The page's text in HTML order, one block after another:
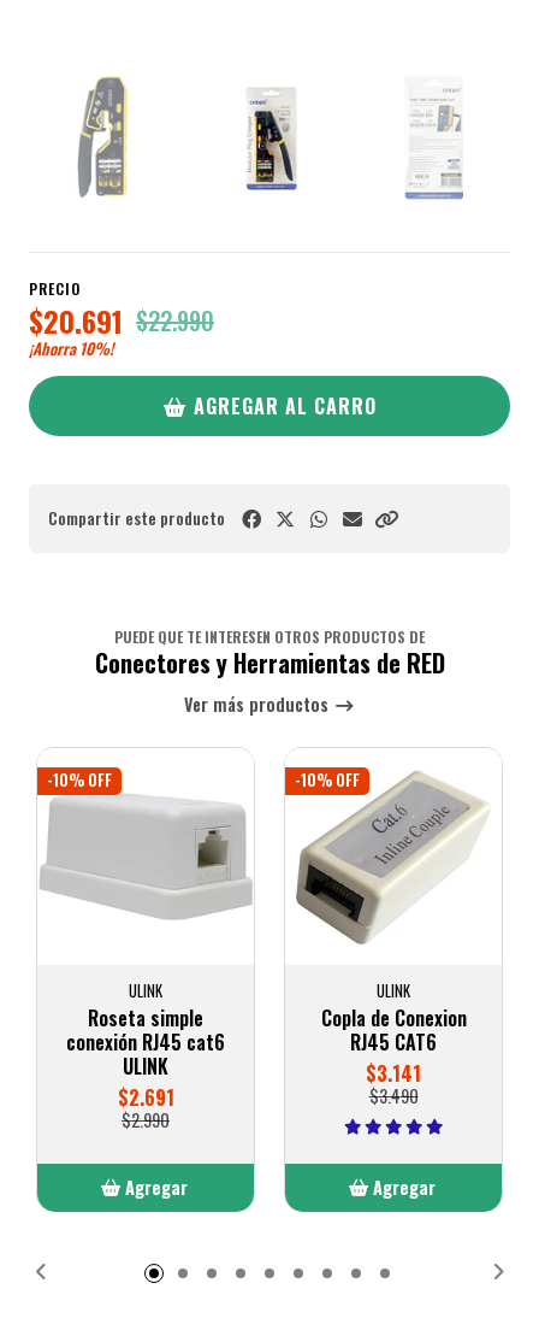
PRECIO
$20.691 $22.990
¡Ahorra 10%!
AGREGAR AL CARRO
Compartir este producto
PUEDE QUE TE INTERESEN OTROS PRODUCTOS DE
Conectores y Herramientas de RED
Ver más productos
-10% OFF
ULINK
Roseta simple
conexión RJ45 cat6
ULINK
$2.691
$2.990
Agregar
-10% OFF
ULINK
Copla de Conexion
RJ45 CAT6
$3.141
$3.490
Agregar